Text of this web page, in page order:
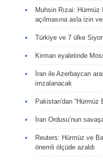
Muhsin Rızai: Hürmüz
açılmasına asla izin
Türkiye ve 7 ülke
Kirman eyaletinde
İran ile Azerbaycan
imzalanacak
Pakistan'dan “Hürmüz
İran Ordusu’nun
Reuters: Hürmüz ve
önemli ölçüde azaldı